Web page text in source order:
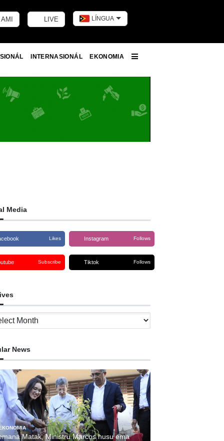
LIVE LÍNGUA
INTERNASIONÁL
EKONOMIA
Media
Likes Instagram Follows
Subscribe Tiktok Follows
News
Matak, Ministru Marcos husu ema